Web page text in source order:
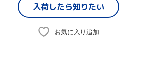
入荷したら知りたい
お気に入り追加